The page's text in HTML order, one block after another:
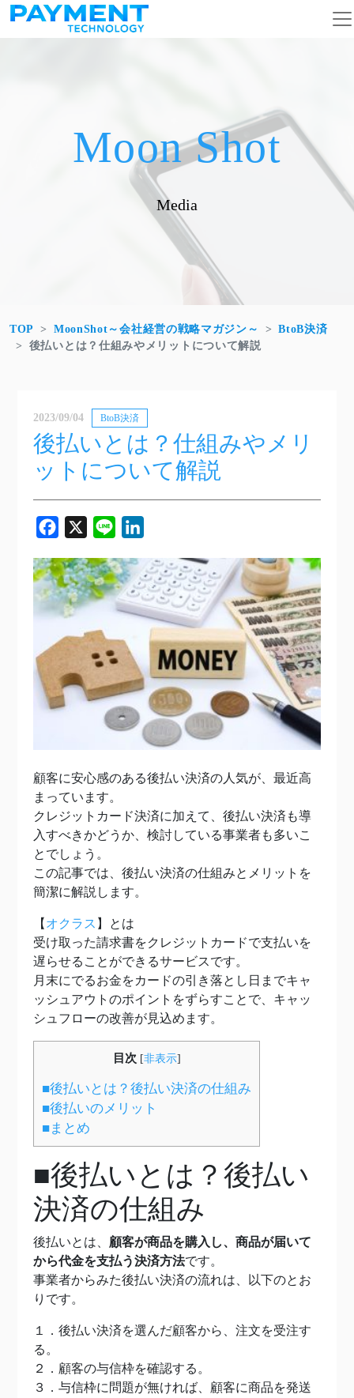
コンテンツへスキップ
メインナビゲーション
Moon Shot
Media
TOP MoonShot～会社経営の戦略マガジン～
BtoB決済
後払いとは？仕組みやメリットについて解説
2023/09/04 BtoB決済
後払いとは？仕組みやメリ
ットについて解説
Facebook
X Line
顧客に安心感のある後払い決済の人気が、最近高
まっています。
クレジットカード決済に加えて、後払い決済も導
入すべきかどうか、検討している事業者も多いこ
とでしょう。
この記事では、後払い決済の仕組みとメリットを
簡潔に解説します。
【 オクラス 】とは
受け取った請求書をクレジットカードで支払いを
遅らせることができるサービスです。
月末にでるお金をカードの引き落とし日までキャ
ッシュアウトのポイントをずらすことで、キャッ
シュフローの改善が見込めます。
目次 [非表示]
■後払いとは？後払い決済の仕組み
■後払いのメリット
■まとめ
■後払いとは？後払い
決済の仕組み
後払いとは、 顧客が商品を購入し、商品が届いて
から代金を支払う決済方法です。
事業者からみた後払い決済の流れは、以下のとお
りです。
１．後払い決済を選んだ顧客から、注文を受注す
る。
２．顧客の与信枠を確認する。
３．与信枠に問題が無ければ、顧客に商品を発送